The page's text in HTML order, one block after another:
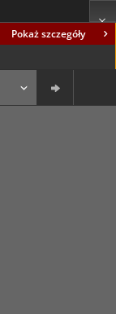
Pokaż szczegóły